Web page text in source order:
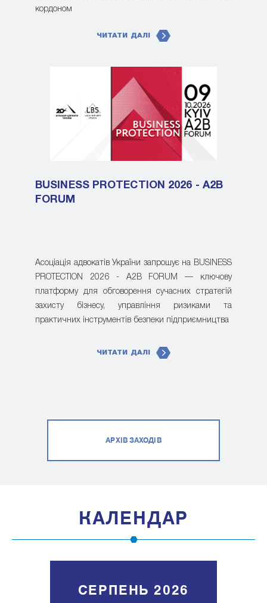
кордоном
ЧИТАТИ ДАЛІ
BUSINESS PROTECTION 2026 - A2B
FORUM
Асоціація адвокатів України запрошує на BUSINESS
PROTECTION 2026 - A2B FORUM — ключову
платформу для обговорення сучасних стратегій
захисту бізнесу, управління ризиками та
практичних інструментів безпеки підприємництва
ЧИТАТИ ДАЛІ
АРХІВ ЗАХОДІВ
КАЛЕНДАР
СЕРПЕНЬ 2026